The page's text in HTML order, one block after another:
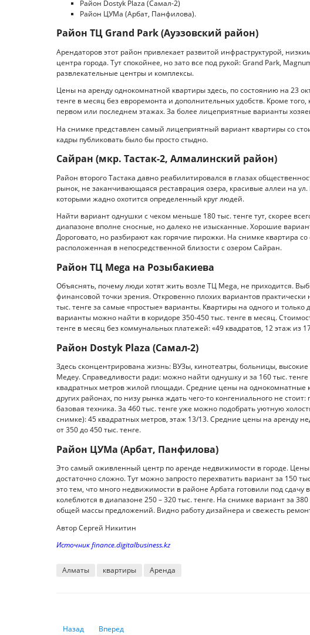
Район Dostyk Plaza (Самал-2)
Район ЦУМа (Арбат, Панфилова).
Район ТЦ Grand Park (Ауэзовский район)
Арендаторов этот район привлекает развитой инфраструктурой,
центра города. Тут спокойнее, но зато все под рукой: Grand Park,
развлекательные центры и комплексы.
Цены на аренду однокомнатной квартиры здесь, по состоянию на 23
тенге в месяц без евроремонта и дополнительных удобств. Кроме
первом или последнем этажах. За более лицеприятные варианты
На снимке представлен самый лицеприятный вариант квартиры со
кадры публиковать было бы просто стыдно.
Сайран (мкр. Тастак-2, Алмалинский район)
Район второго Тастака давно реабилитировался в глазах
рынок, не заканчивающаяся реставрация озера, красивые аллеи на
которыми жадно охотится определенный круг людей.
Найти вариант однушки с чеком меньше 180 тыс. тенге тут, скорее
диапазоне вполне сносные, но далеко не изысканные. Хорошие
Дороговато, но разбирают как горячие пирожки. На снимке квартира
расположенная в непосредственной близости с озером Сайран.
Район ТЦ Mega на Розыбакиева
Объяснять, почему люди хотят жить возле ТЦ Mega, не приходится.
финансовой точки зрения. Откровенно плохих вариантов практически
тыс. тенге за самые «простые» варианты. Квартиры на одного и только
варианты можно найти в коридоре 350-450 тыс. тенге в месяц.
тенге в месяц без коммунальных платежей: «49 квадратов, 12 этаж из
Район Dostyk Plaza (Самал-2)
Здесь сконцентрирована жизнь: ВУЗы, кинотеатры, больницы,
Медеу. Справедливости ради: можно найти однушку и за 160 тыс.
квадратных метров жилой площади. Средние цены на однокомнатные
других районах, по низу рынка ждать чего-то конгениального не
базовая техника. За 460 тыс. тенге уже можно подобрать уютную
снимке): 45 квадратных метров, этаж 13/13. Средние цены на аренду
от 350 до 450 тыс. тенге.
Район ЦУМа (Арбат, Панфилова)
Это самый оживленный центр по аренде недвижимости в городе.
достаточно сложно. Тут можно запросто перехватить вариант за 150
это тем, что много недвижимости в районе Арбата готовили под
колеблются в диапазоне 250 – 320 тыс. тенге. На снимке вариант за
общей массы предложений. Видно работу дизайнера и свежесть
Автор Сергей Никитин
Источник finance.digitalbusiness.kz
Алматы квартиры Аренда
Предыдущий: Кухня Таиланда: что обязательно должен попробовать
Назад Следующий: Почему нельзя «раскрывать все карты»
Вперед